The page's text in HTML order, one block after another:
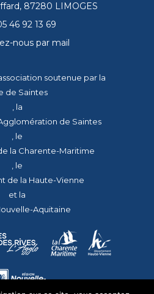
87280 LIMOGES
46 92 13 69
nous par mail
soutenue par la
de Saintes
, la
de Saintes
, le
la Charente-Maritime
, le
de la Haute-Vienne
et la
Aquitaine